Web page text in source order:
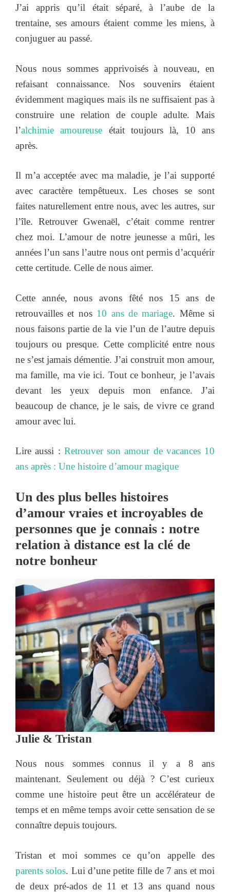
J’ai appris qu’il était séparé, à l’aube de la
trentaine, ses amours étaient comme les miens, à
conjuguer au passé.
Nous nous sommes apprivoisés à nouveau, en
refaisant connaissance. Nos souvenirs étaient
évidemment magiques mais ils ne suffisaient pas à
construire une relation de couple adulte. Mais
l’alchimie amoureuse était toujours là, 10 ans
après.
Il m’a acceptée avec ma maladie, je l’ai supporté
avec caractère tempêtueux. Les choses se sont
faites naturellement entre nous, avec les autres, sur
l’île. Retrouver Gwenaël, c’était comme rentrer
chez moi. L’amour de notre jeunesse a mûri, les
années l’un sans l’autre nous ont permis d’acquérir
cette certitude. Celle de nous aimer.
Cette année, nous avons fêté nos 15 ans de
retrouvailles et nos10 ans de mariage. Même si
nous faisons partie de la vie l’un de l’autre depuis
toujours ou presque. Cette complicité entre nous
ne s’est jamais démentie. J’ai construit mon amour,
ma famille, ma vie ici. Tout ce bonheur, je l’avais
devant les yeux depuis mon enfance. J’ai
beaucoup de chance, je le sais, de vivre ce grand
amour avec lui.
Lire aussi : Retrouver son amour de vacances 10
ans après : Une histoire d’amour magique
Un des plus belles histoires
d’amour vraies et incroyables de
personnes que je connais : notre
relation à distance est la clé de
notre bonheur
Julie & Tristan
Nous nous sommes connus il y a 8 ans
maintenant. Seulement ou déjà ? C’est curieux
comme une histoire peut être un accélérateur de
temps et en même temps avoir cette sensation de se
connaître depuis toujours.
Tristan et moi sommes ce qu’on appelle des
parents solos. Lui d’une petite fille de 7 ans et moi
de deux pré-ados de 11 et 13 ans quand nous